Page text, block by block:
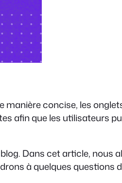
manière concise, les
afin que les utilisateurs
Dans cet article, nous
à quelques questions